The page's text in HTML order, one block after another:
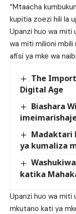
“Mtaacha
kupitia zoezi hili la
Upanzi huo wa miti
wa miti milioni mbili
afisi ya mke wa
The
Digital Age
Biashara
Madaktari
ya kumaliza
katika
Upanzi huo wa miti
mkutano kati ya